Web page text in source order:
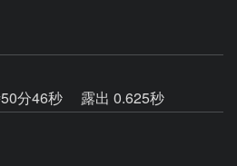
分46秒
露出 0.625秒